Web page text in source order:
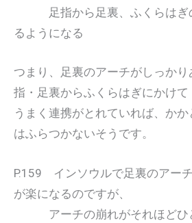
足指から足裏、ふくらはぎの
るようになる
つまり、足裏のアーチがしっかり
指・足裏からふくらはぎにかけて
うまく連携がとれていれば、か
はふらつかないそうです。
P.159 インソウルで足裏のアー
が楽になるのですが、
アーチの崩れがそれほどひ